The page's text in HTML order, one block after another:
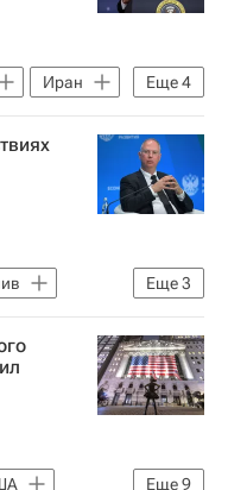
Еще4
Иран
Еще3
Еще9